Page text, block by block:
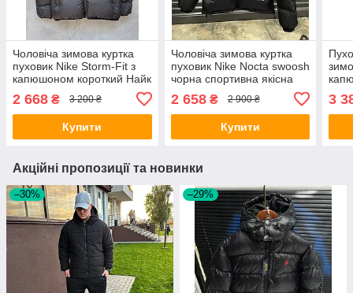
Чоловіча зимова куртка
пуховик Nike Storm-Fit з
капюшоном короткий Найк
2 668 ₴ 3 200 ₴
Купити
Чоловіча зимова куртка
пуховик Nike Nocta swoosh
чорна спортивна якісна
молодіжна тепла для зими
2 658₴ 2 900 ₴
Купити
3
Акційні пропозиції та новинки
–30% –29%